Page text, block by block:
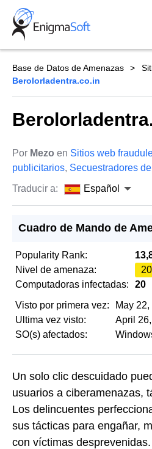
Skip
content
Base de Datos de Amenazas
Berolorladentra.co.in
Por Mezo en Sitios web
publicitarios, Secuestradores
Traducir a:
Español
Cuadro de Mando de
Popularity Rank:
Nivel de amenaza:
Computadoras infectadas:
20
Visto por primera vez:
May
Ultima vez visto:
April
SO(s) afectados:
Un solo clic descuidado
usuarios a ciberamenazas,
Los delincuentes
sus tácticas para engañar,
con víctimas